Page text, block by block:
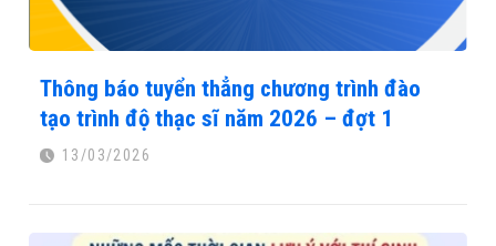
Thông báo tuyển thẳng chương trình đào
tạo trình độ thạc sĩ năm 2026 – đợt 1
13/03/2026